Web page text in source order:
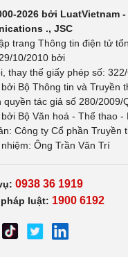
2026 bởi LuatVietnam
., JSC
trang Thông tin điện tử
10/2010 bởi
thay thế giấy phép số:
Bộ Thông tin và Truyền
quyền tác giả số 280/2009/
Bộ Văn hoá - Thể thao -
Công ty Cổ phần Truyền
Ông Trần Văn Trí
0938 36 1919
luật: 1900 6192